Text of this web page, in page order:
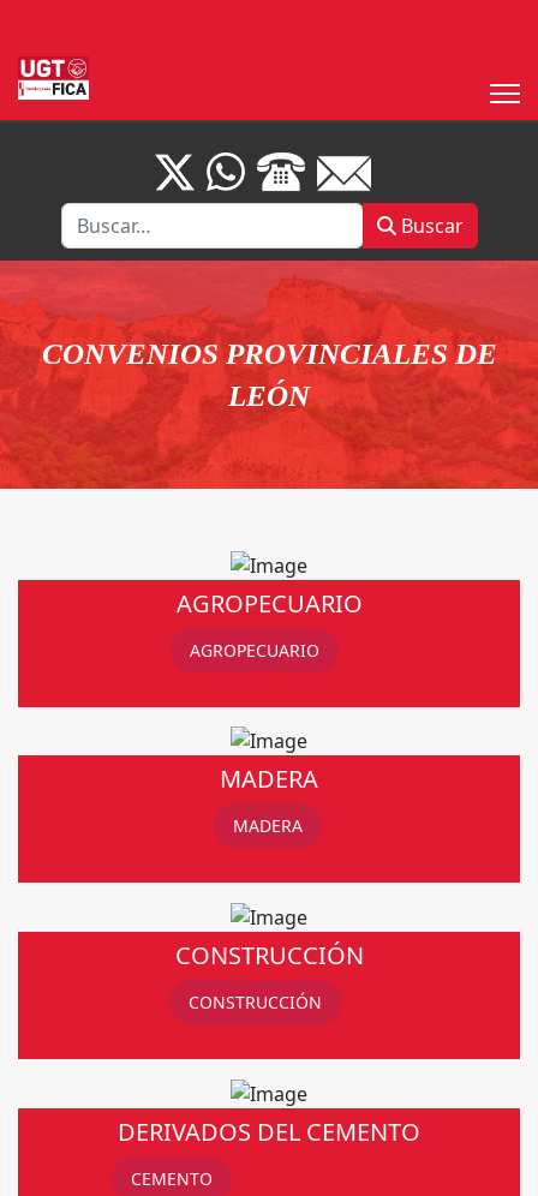
Buscar Buscar
CONVENIOS PROVINCIALES DE
LEÓN
AGROPECUARIO
AGROPECUARIO
MADERA
MADERA
CONSTRUCCIÓN
CONSTRUCCIÓN
DERIVADOS DEL CEMENTO
CEMENTO